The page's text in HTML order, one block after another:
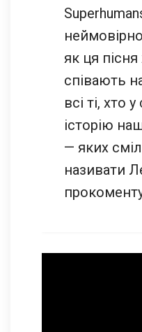
як ця
співають
всі ті, хто
історію
— яких
називати